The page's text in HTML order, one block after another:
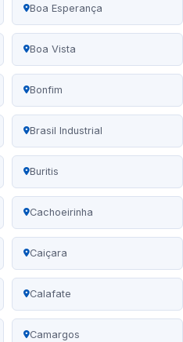
Boa Esperança
Boa Vista
Bonfim
Brasil Industrial
Buritis
Cachoeirinha
Caiçara
Calafate
Camargos